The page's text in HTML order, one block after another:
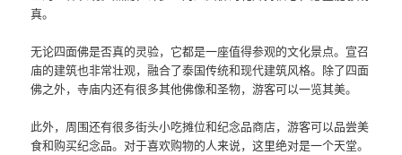
真。
无论四面佛是否真的灵验，它都是一座值得参观的文化景点。宣召
庙的建筑也非常壮观，融合了泰国传统和现代建筑风格。除了四面
佛之外，寺庙内还有很多其他佛像和圣物，游客可以一览其美。
此外，周围还有很多街头小吃摊位和纪念品商店，游客可以品尝美
食和购买纪念品。对于喜欢购物的人来说，这里绝对是一个天堂。